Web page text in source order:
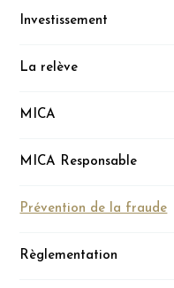
Investissement
La relève
MICA
MICA Responsable
Prévention de la fraude
Règlementation